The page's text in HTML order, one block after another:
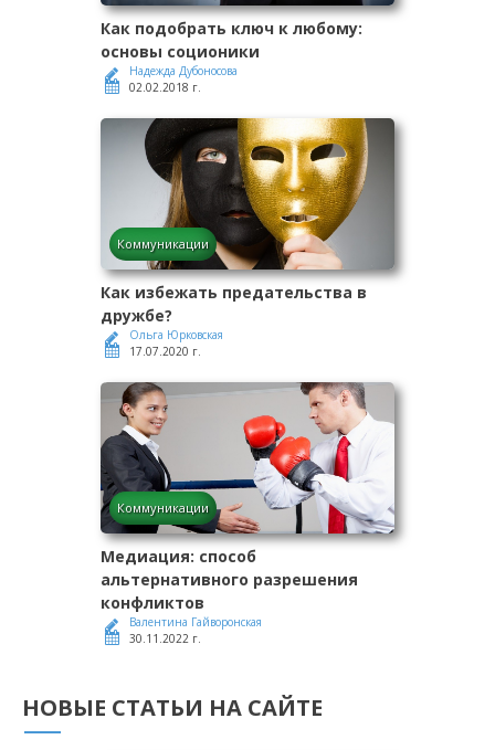
Как подобрать ключ к любому:
основы соционики
Надежда Дубоносова
02.02.2018 г.
Коммуникации
Как избежать предательства в
дружбе?
Ольга Юрковская
17.07.2020 г.
Коммуникации
Медиация: способ
альтернативного разрешения
конфликтов
Валентина Гайворонская
30.11.2022 г.
НОВЫЕ СТАТЬИ НА САЙТЕ